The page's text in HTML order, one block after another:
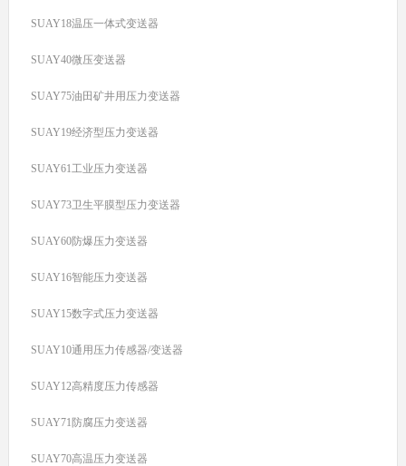
SUAY18温压一体式变送器
SUAY40微压变送器
SUAY75油田矿井用压力变送器
SUAY19经济型压力变送器
SUAY61工业压力变送器
SUAY73卫生平膜型压力变送器
SUAY60防爆压力变送器
SUAY16智能压力变送器
SUAY15数字式压力变送器
SUAY10通用压力传感器/变送器
SUAY12高精度压力传感器
SUAY71防腐压力变送器
SUAY70高温压力变送器